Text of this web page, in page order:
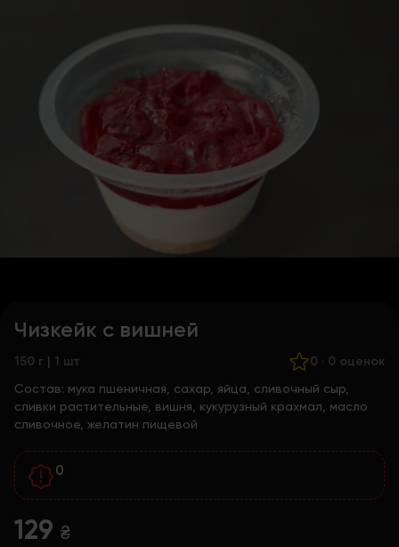
Чизкейк с вишней
150 г | 1 шт 0 · 0 оценок
Состав: мука пшеничная, сахар, яйца, сливочный сыр,
сливки растительные, вишня, кукурузный крахмал, масло
сливочное, желатин пищевой
0
129 ₴